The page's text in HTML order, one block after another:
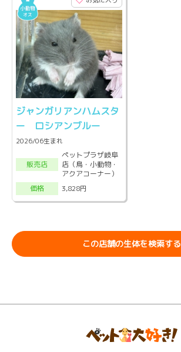
ジャンガリアンハムスタ
ー ロシアンブルー
2026/06生まれ
販売店
ペットプラザ岐阜
店（鳥・小動物・
アクアコーナー）
価格
3,828円
この店舗の生体を検索する